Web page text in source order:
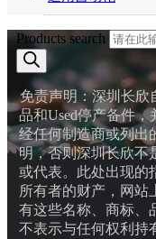
Products search
免责声明：深圳长欣
品和Used停产备件
经任何制造商或列出
明，否则深圳长欣不
或代表。此处出现的
所有者的财产，网站
有这些名称、商标、
不表示与任何权利持